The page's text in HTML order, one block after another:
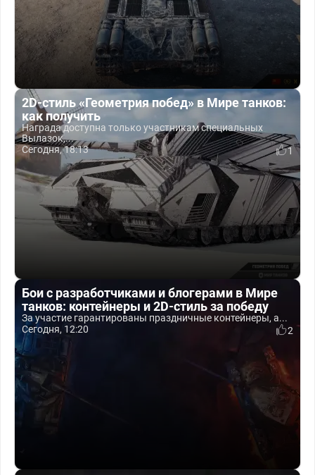
2D-стиль «Геометрия побед» в Мире танков:
как получить
Награда доступна только участникам специальных
Вылазок,...
Сегодня, 18:13
1
Бои с разработчиками и блогерами в Мире
танков: контейнеры и 2D-стиль за победу
За участие гарантированы праздничные контейнеры, а...
Сегодня, 12:20
2